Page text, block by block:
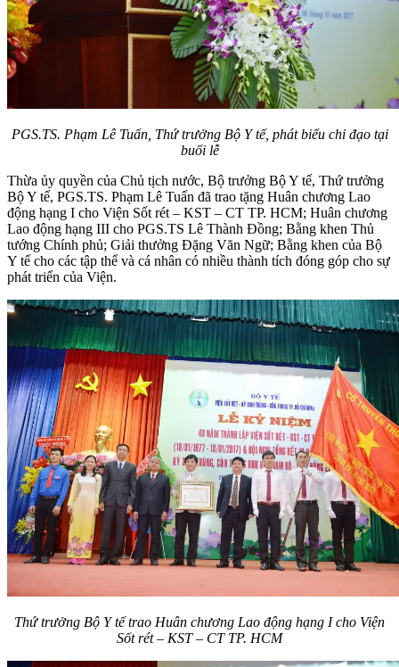
PGS.TS. Phạm Lê Tuấn, Thứ trưởng Bộ Y tế, phát biểu chỉ đạo tại
buổi lễ
Thừa ủy quyền của Chủ tịch nước, Bộ trưởng Bộ Y tế, Thứ trưởng
Bộ Y tế, PGS.TS. Phạm Lê Tuấn đã trao tặng Huân chương Lao
động hạng I cho Viện Sốt rét – KST – CT TP. HCM; Huân chương
Lao động hạng III cho PGS.TS Lê Thành Đồng; Bằng khen Thủ
tướng Chính phủ; Giải thưởng Đặng Văn Ngữ; Bằng khen của Bộ
Y tế cho các tập thể và cá nhân có nhiều thành tích đóng góp cho sự
phát triển của Viện.
Thứ trưởng Bộ Y tế trao Huân chương Lao động hạng I cho Viện
Sốt rét – KST – CT TP. HCM